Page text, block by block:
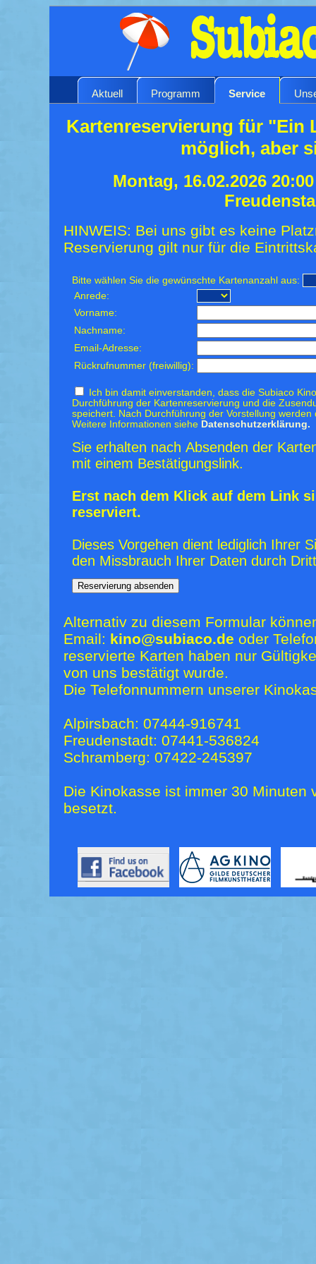
Aktuell Programm Service
Kartenreservierung für "Ein
möglich, aber
Montag, 16.02.2026
HINWEIS: Bei uns gibt es keine
Reservierung gilt nur für die
Bitte wählen Sie die gewünschte Kartenanzahl aus:
Anrede:
Vorname:
Nachname:
Email-Adresse:
Rückrufnummer (freiwillig):
Ich bin damit einverstanden, dass die Subiaco
Durchführung der Kartenreservierung und die
speichert. Nach Durchführung der Vorstellung
Weitere Informationen siehe Datenschutzerklärung.
Sie erhalten nach Absenden der
mit einem Bestätigungslink.
Erst nach dem Klick auf dem Link
reserviert.
Dieses Vorgehen dient lediglich Ihrer
den Missbrauch Ihrer Daten durch
Alternativ zu diesem Formular
Email: kino@subiaco.de oder
reservierte Karten haben nur
von uns bestätigt wurde.
Die Telefonnummern unserer
Alpirsbach: 07444-916741
Freudenstadt: 07441-536824
Schramberg: 07422-245397
Die Kinokasse ist immer 30 Minuten
besetzt.